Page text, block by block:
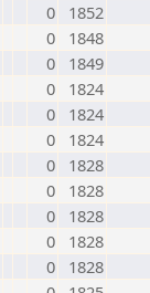
0
1852
0
1848
0
1849
0
1824
0
1824
0
1824
0
1828
0
1828
0
1828
0
1828
0
1828